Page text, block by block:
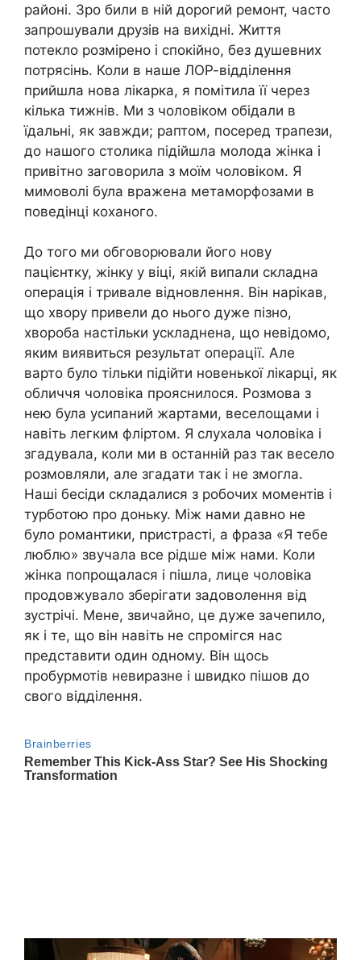
районі. Зро били в ній дорогий ремонт, часто
запрошували друзів на вихідні. Життя
потекло розмірено і спокійно, без душевних
потрясінь. Коли в наше ЛОР-відділення
прийшла нова лікарка, я помітила її через
кілька тижнів. Ми з чоловіком обідали в
їдальні, як завжди; раптом, посеред трапези,
до нашого столика підійшла молода жінка і
привітно заговорила з моїм чоловіком. Я
мимоволі була вражена метаморфозами в
поведінці коханого.
До того ми обговорювали його нову
пацієнтку, жінку у віці, якій випали складна
операція і тривале відновлення. Він нарікав,
що хвору привели до нього дуже пізно,
хвороба настільки ускладнена, що невідомо,
яким виявиться результат операції. Але
варто було тільки підійти новенької лікарці, як
обличчя чоловіка прояснилося. Розмова з
нею була усипаний жартами, веселощами і
навіть легким фліртом. Я слухала чоловіка і
згадувала, коли ми в останній раз так весело
розмовляли, але згадати так і не змогла.
Наші бесіди складалися з робочих моментів і
турботою про доньку. Між нами давно не
було романтики, пристрасті, а фраза «Я тебе
люблю» звучала все рідше між нами. Коли
жінка попрощалася і пішла, лице чоловіка
продовжувало зберігати задоволення від
зустрічі. Мене, звичайно, це дуже зачепило,
як і те, що він навіть не спромігся нас
представити один одному. Він щось
пробурмотів невиразне і швидко пішов до
свого відділення.